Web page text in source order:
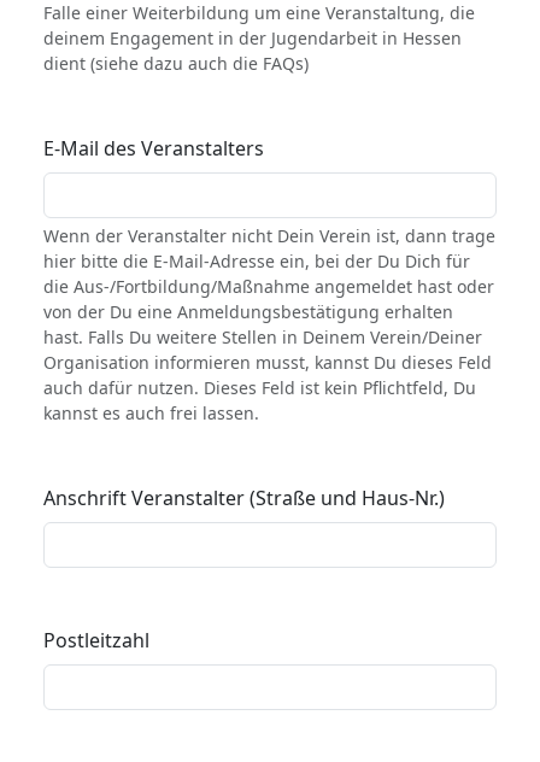
Falle einer Weiterbildung um eine Veranstaltung, die
deinem Engagement in der Jugendarbeit in Hessen
dient (siehe dazu auch die FAQs)
E-Mail des Veranstalters
Wenn der Veranstalter nicht Dein Verein ist, dann trage
hier bitte die E-Mail-Adresse ein, bei der Du Dich für
die Aus-/Fortbildung/Maßnahme angemeldet hast oder
von der Du eine Anmeldungsbestätigung erhalten
hast. Falls Du weitere Stellen in Deinem Verein/Deiner
Organisation informieren musst, kannst Du dieses Feld
auch dafür nutzen. Dieses Feld ist kein Pflichtfeld, Du
kannst es auch frei lassen.
Anschrift Veranstalter (Straße und Haus-Nr.)
Postleitzahl